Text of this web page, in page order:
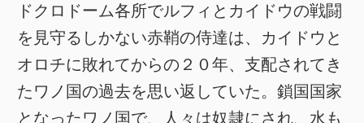
ドクロドーム各所でルフィとカイドウの戦闘
を見守るしかない赤鞘の侍達は、カイドウと
オロチに敗れてからの２０年、支配されてき
たワノ国の過去を思い返していた。鎖国国家
となったワノ国で、人々は奴隷にされ、水も